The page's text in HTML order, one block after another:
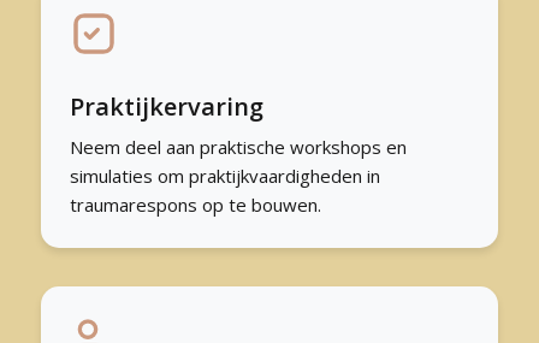
Praktijkervaring
Neem deel aan praktische workshops en
simulaties om praktijkvaardigheden in
traumarespons op te bouwen.